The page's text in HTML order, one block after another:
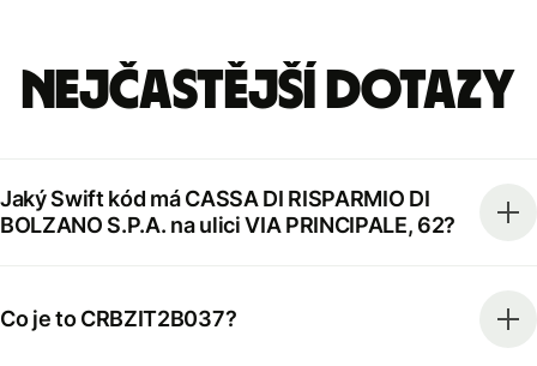
Nejčastější dotazy
Jaký Swift kód má CASSA DI RISPARMIO DI
BOLZANO S.P.A. na ulici VIA PRINCIPALE, 62?
Co je to CRBZIT2B037?